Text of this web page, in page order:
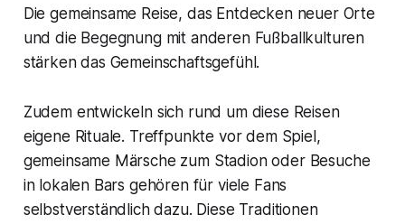
Die gemeinsame Reise, das Entdecken neuer Orte
und die Begegnung mit anderen Fußballkulturen
stärken das Gemeinschaftsgefühl.
Zudem entwickeln sich rund um diese Reisen
eigene Rituale. Treffpunkte vor dem Spiel,
gemeinsame Märsche zum Stadion oder Besuche
in lokalen Bars gehören für viele Fans
selbstverständlich dazu. Diese Traditionen